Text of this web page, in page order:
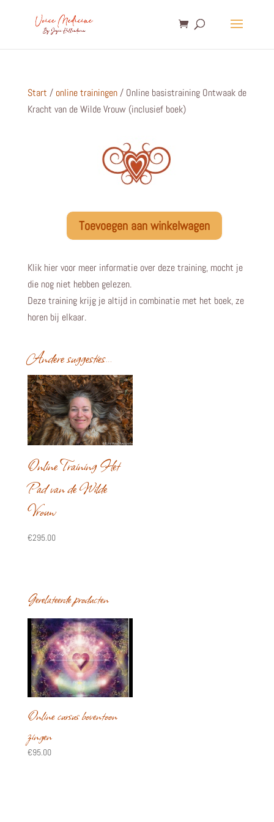
Start / online trainingen/ Online basistraining Ontwaak de
Kracht van de Wilde Vrouw (inclusief boek)
Online
Ontwaak
de
Kracht
van
Vrouw
(inclusief
boek)
aantal
Toevoegen aan winkelwagen
Klik hier voor meer informatie over deze training, mocht je
die nog niet hebben gelezen.
Deze training krijg je altijd in combinatie met het boek, ze
horen bij elkaar.
Andere suggesties…
Online Training Het
Pad van de Wilde
Vrouw
€295.00
Gerelateerde producten
Online cursus boventoon
zingen
€95.00